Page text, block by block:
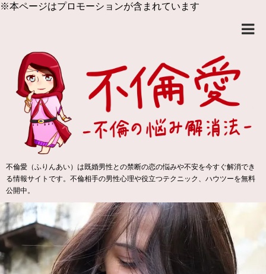
※本ページはプロモーションが含まれています
不倫愛（ふりんあい）は既婚男性との禁断の恋の悩みや不安を今すぐ解消でき
る情報サイトです。不倫相手の男性心理や役立つテクニック、ハウツーを無料
公開中。